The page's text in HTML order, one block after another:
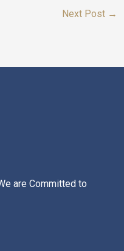
Next Post →
are Committed to